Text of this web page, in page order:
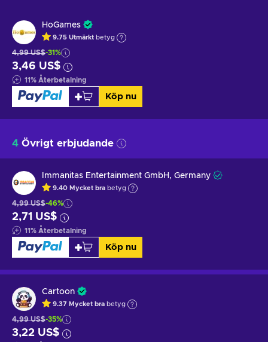
HoGames
9.75 Utmärkt betyg
4,99 US$-31%
3,46 US$
11% Återbetalning
Köp nu
4 Övrigt erbjudande
Immanitas Entertainment GmbH, Germany
9.40 Mycket bra betyg
4,99 US$-46%
2,71 US$
11% Återbetalning
Köp nu
Cartoon
9.37 Mycket bra betyg
4,99 US$-35%
3,22 US$